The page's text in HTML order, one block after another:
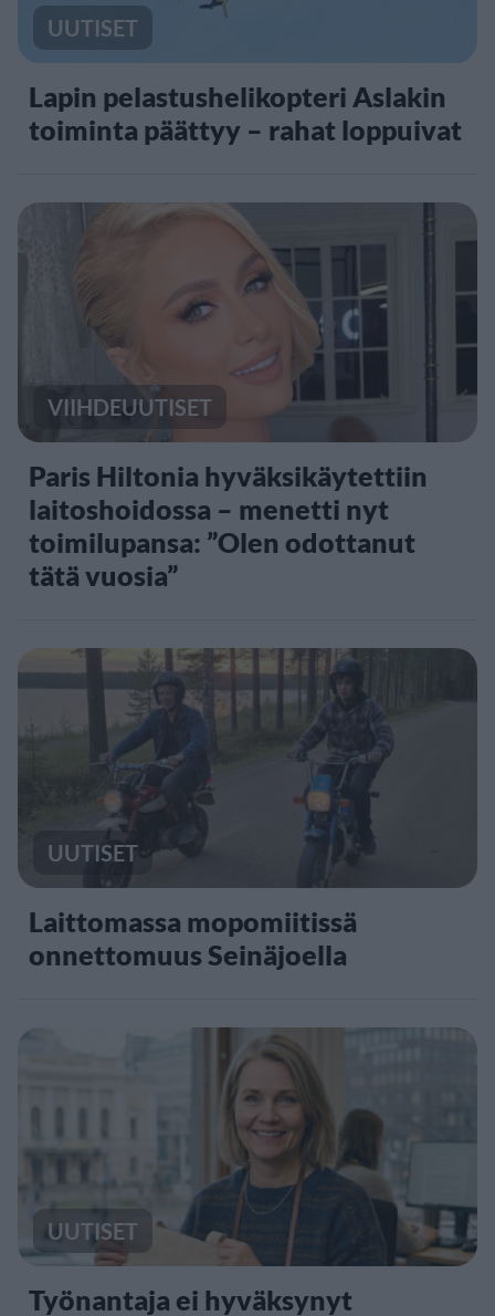
UUTISET
Lapin pelastushelikopteri Aslakin
toiminta päättyy – rahat loppuivat
VIIHDEUUTISET
Paris Hiltonia hyväksikäytettiin
laitoshoidossa – menetti nyt
toimilupansa: ”Olen odottanut
tätä vuosia”
UUTISET
Laittomassa mopomiitissä
onnettomuus Seinäjoella
UUTISET
Työnantaja ei hyväksynyt